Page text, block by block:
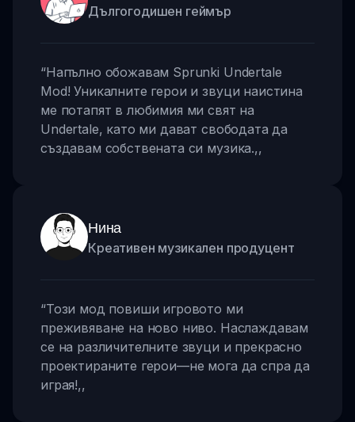
Дългогодишен геймър
“Напълно обожавам Sprunki Undertale
Mod! Уникалните герои и звуци наистина
ме потапят в любимия ми свят на
Undertale, като ми дават свободата да
създавам собствената си музика.,,
Нина
Креативен музикален продуцент
“Този мод повиши игровото ми
преживяване на ново ниво. Наслаждавам
се на различителните звуци и прекрасно
проектираните герои—не мога да спра да
играя!,,